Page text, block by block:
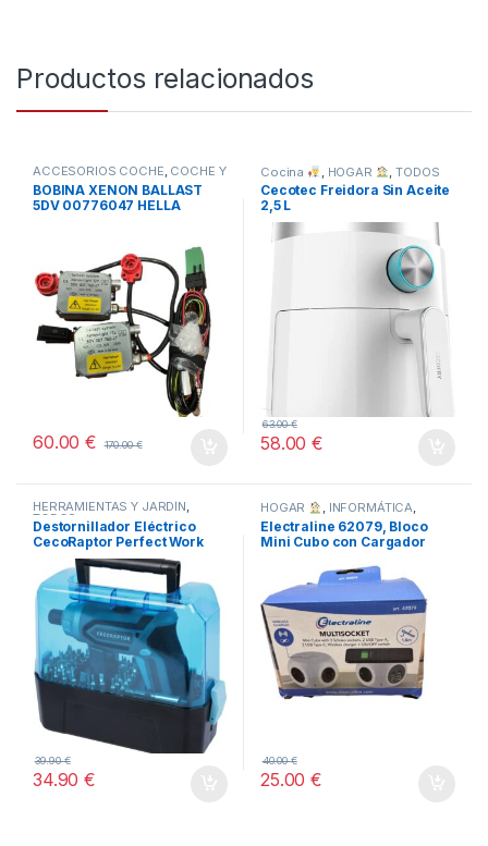
Productos relacionados
ACCESORIOS COCHE COCHE Y
MOTO , TODOS
BOBINA XENON BALLAST
5DV 00776047 HELLA
60.00€ 170.00€
Cocina HOGAR ,TODOS
Cecotec Freidora Sin Aceite
2,5 L
58.00€
63.00€
HERRAMIENTAS Y JARDÍN,
TODOS
Destornillador Eléctrico
CecoRaptor Perfect Work
360 Advance.
34.90€
39.90€
HOGAR , INFORMÁTICA,
TODOS
Electraline 62079, Bloco
Mini Cubo con Cargador
25.00€
40.00€